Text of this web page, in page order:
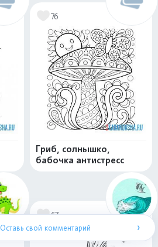
76
Гриб, солнышко,
бабочка антистресс
67
Оставь свой комментарий ›